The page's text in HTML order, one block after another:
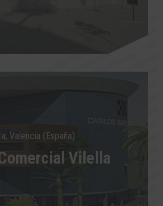
Valencia (España)
Vilella